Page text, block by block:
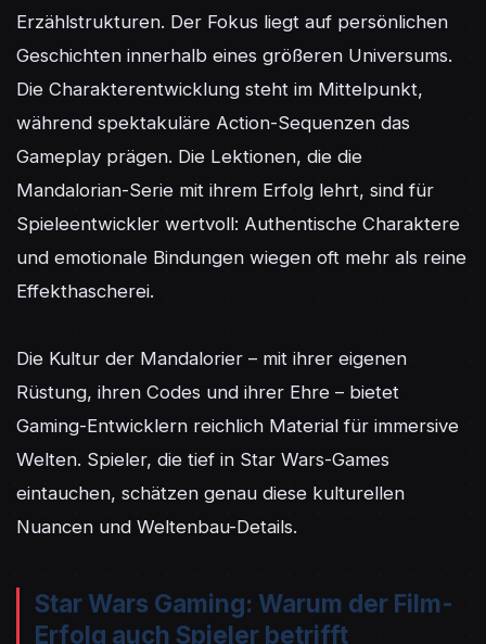
Erzählstrukturen. Der Fokus liegt auf persönlichen
Geschichten innerhalb eines größeren Universums.
Die Charakterentwicklung steht im Mittelpunkt,
während spektakuläre Action-Sequenzen das
Gameplay prägen. Die Lektionen, die die
Mandalorian-Serie mit ihrem Erfolg lehrt, sind für
Spieleentwickler wertvoll: Authentische Charaktere
und emotionale Bindungen wiegen oft mehr als reine
Effekthascherei.
Die Kultur der Mandalorier – mit ihrer eigenen
Rüstung, ihren Codes und ihrer Ehre – bietet
Gaming-Entwicklern reichlich Material für immersive
Welten. Spieler, die tief in Star Wars-Games
eintauchen, schätzen genau diese kulturellen
Nuancen und Weltenbau-Details.
Star Wars Gaming: Warum der Film-
Erfolg auch Spieler betrifft